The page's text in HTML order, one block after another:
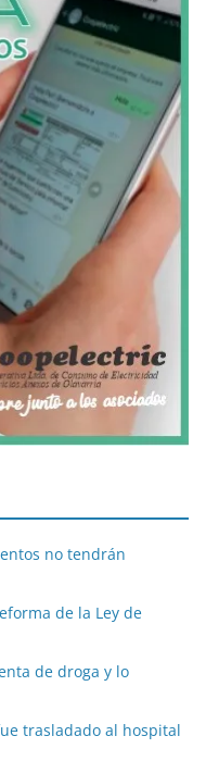
no tendrán
de la Ley de
de droga y lo
trasladado al hospital